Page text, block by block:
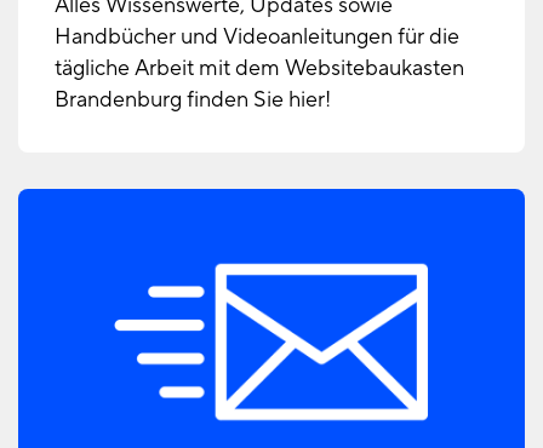
Alles Wissenswerte, Updates sowie
Handbücher und Videoanleitungen für die
tägliche Arbeit mit dem Websitebaukasten
Brandenburg finden Sie hier!